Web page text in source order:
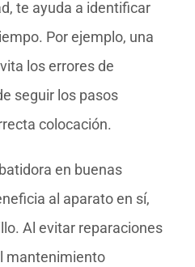
te ayuda a identificar
Por ejemplo, una
los errores de
seguir los pasos
colocación.
en buenas
al aparato en sí,
Al evitar reparaciones
mantenimiento